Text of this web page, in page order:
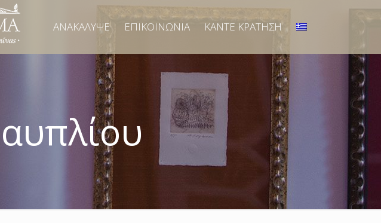
ΑΝΑΚΑΛΥΨΕ ΕΠΙΚΟΙΝΩΝΙΑ ΚΑΝΤΕ ΚΡΑΤΗΣΗ